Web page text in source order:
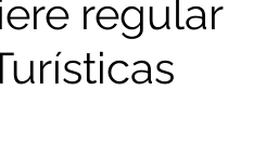
regular